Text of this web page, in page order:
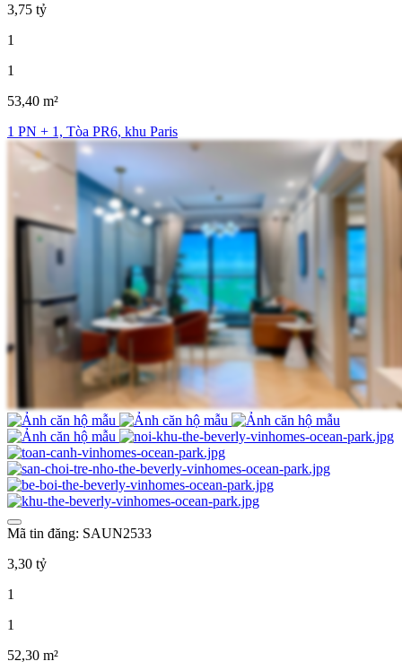
3,75 tỷ
1
1
53,40 m²
1 PN + 1, Tòa PR6, khu Paris
Mã tin đăng: SAUN2533
3,30 tỷ
1
1
52,30 m²